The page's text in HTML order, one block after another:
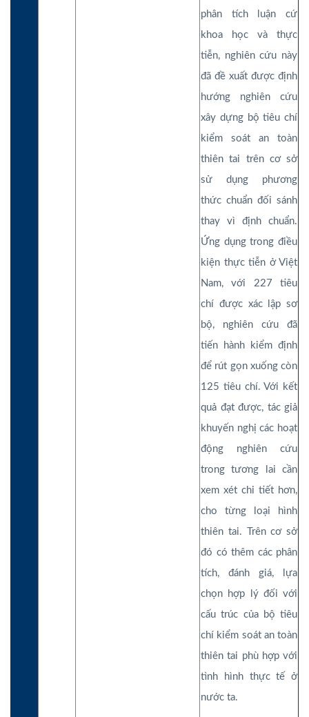
phân tích luận cứ
khoa học và thực
tiễn, nghiên cứu này
đã đề xuất được định
hướng nghiên cứu
xây dựng bộ tiêu chí
kiểm soát an toàn
thiên tai trên cơ sở
sử dụng phương
thức chuẩn đối sánh
thay vì định chuẩn.
Ứng dụng trong điều
kiện thực tiễn ở Việt
Nam, với 227 tiêu
chí được xác lập sơ
bộ, nghiên cứu đã
tiến hành kiểm định
để rút gọn xuống còn
125 tiêu chí. Với kết
quả đạt được, tác giả
khuyến nghị các hoạt
động nghiên cứu
trong tương lai cần
xem xét chi tiết hơn,
cho từng loại hình
thiên tai. Trên cơ sở
đó có thêm các phân
tích, đánh giá, lựa
chọn hợp lý đối với
cấu trúc của bộ tiêu
chí kiểm soát an toàn
thiên tai phù hợp với
tình hình thực tế ở
nước ta.